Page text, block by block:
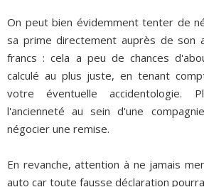
On peut bien évidemment tenter de
sa prime directement auprès de son
francs : cela a peu de chances
calculé au plus juste, en tenant
votre éventuelle accidentologie.
l'ancienneté au sein d'une
négocier une remise.
En revanche, attention à ne jamais
auto car toute fausse déclaration